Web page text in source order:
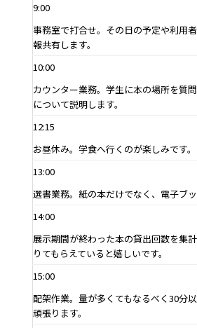
9:00
事務室で打合せ。その日の予定や利用
報共有します。
10:00
カウンター業務。学生に本の場所を質
について説明します。
12:15
お昼休み。学食へ行くのが楽しみです。
13:00
選書業務。紙の本だけでなく、電子ブッ
14:00
展示期間が終わった本の貸出回数を集
りてもらえていると嬉しいです。
15:00
配架作業。量が多くてもなるべく30分
頑張ります。